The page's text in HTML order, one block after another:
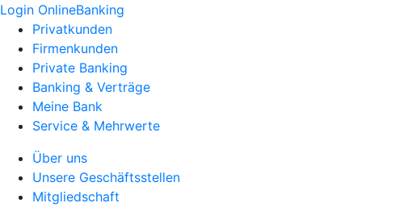
Login OnlineBanking
Privatkunden
Firmenkunden
Private Banking
Banking & Verträge
Meine Bank
Service & Mehrwerte
Über uns
Unsere Geschäftsstellen
Mitgliedschaft